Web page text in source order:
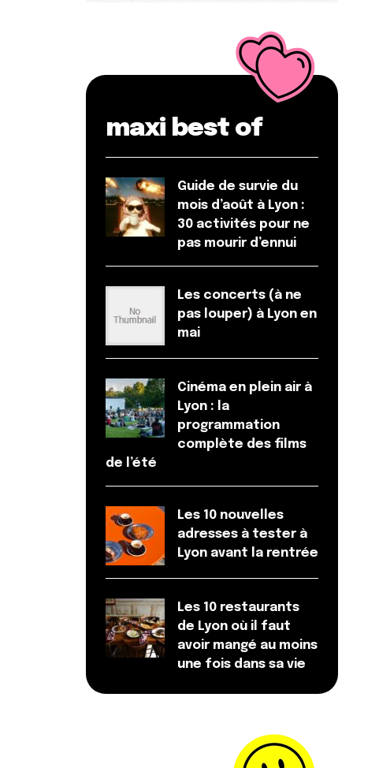
maxi best of
Guide de survie du
mois d’août à Lyon :
30 activités pour ne
pas mourir d’ennui
Les concerts (à ne
pas louper) à Lyon en
mai
Cinéma en plein air à
Lyon : la
programmation
complète des films
de l’été
Les 10 nouvelles
adresses à tester à
Lyon avant la rentrée
Les 10 restaurants
de Lyon où il faut
avoir mangé au moins
une fois dans sa vie